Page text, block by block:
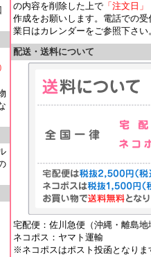
の内容を削除した上で 「注文日
作成をお願いします。電話での
業日はカレンダーをご参照下さい
配送・送料について
宅配便：佐川急便（沖縄・離島地
ネコポス：ヤマト運輸
※ネコポスはポスト投函となりま